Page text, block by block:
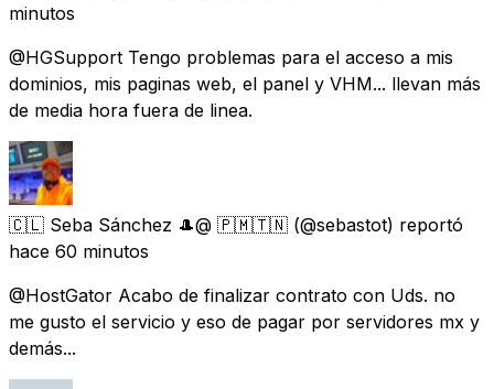
minutos
@HGSupport Tengo problemas para el acceso a mis
dominios, mis paginas web, el panel y VHM... llevan más
de media hora fuera de linea.
🇨🇱 Seba Sánchez 🎩@ 🇵​​​​​🇲​​​​​🇹​​​​​🇳 (@sebastot) reportó
hace 60 minutos
@HostGator Acabo de finalizar contrato con Uds. no
me gusto el servicio y eso de pagar por servidores mx y
demás...